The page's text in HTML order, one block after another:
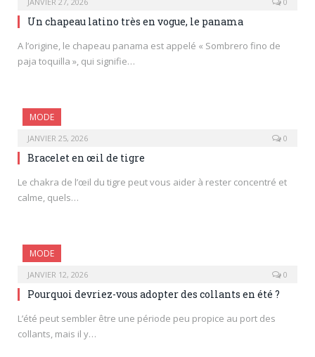
Un chapeau latino très en vogue, le panama
A l’origine, le chapeau panama est appelé « Sombrero fino de
paja toquilla », qui signifie…
MODE
JANVIER 25, 2026 0
Bracelet en œil de tigre
Le chakra de l’œil du tigre peut vous aider à rester concentré et
calme, quels…
MODE
JANVIER 12, 2026 0
Pourquoi devriez-vous adopter des collants en été ?
L’été peut sembler être une période peu propice au port des
collants, mais il y…